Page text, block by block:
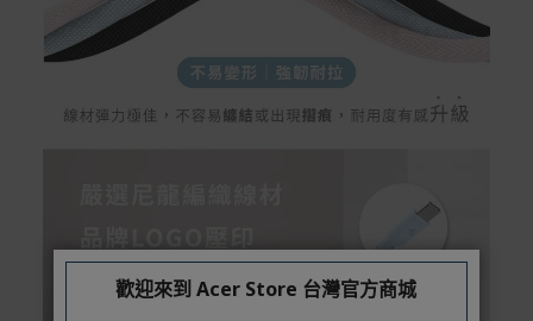
歡迎來到 Acer Store 台灣官方商城